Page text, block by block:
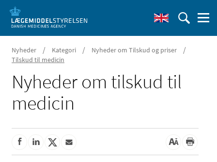
Nyheder / Kategori / Nyheder om Tilskud og priser /
Tilskud til medicin
Nyheder om tilskud til
medicin